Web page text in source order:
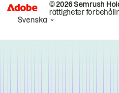
© 2026 Semrush
rättigheter
Svenska